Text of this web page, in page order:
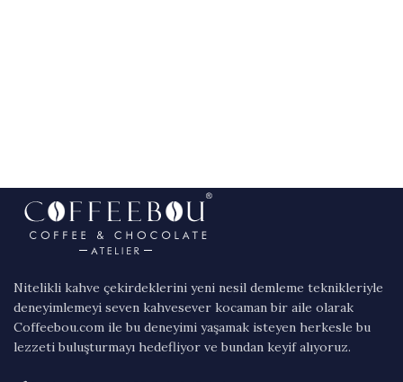
Nitelikli kahve çekirdeklerini yeni nesil demleme teknikleriyle
deneyimlemeyi seven kahvesever kocaman bir aile olarak
Coffeebou.com ile bu deneyimi yaşamak isteyen herkesle bu
lezzeti buluşturmayı hedefliyor ve bundan keyif alıyoruz.